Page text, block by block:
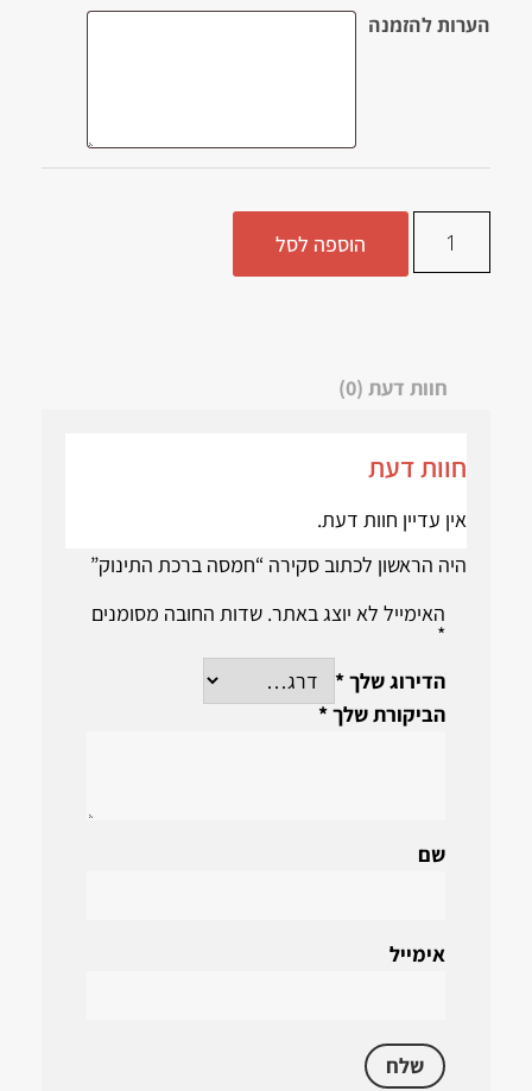
הערות להזמנה
הוספה לסל
חוות דעת (0)
חוות דעת
אין עדיין חוות דעת.
היה הראשון לכתוב סקירה “חמסה ברכת התינוק”
האימייל לא יוצג באתר. שדות החובה מסומנים
*
הדירוג שלך*
הביקורת שלך*
שם
אימייל